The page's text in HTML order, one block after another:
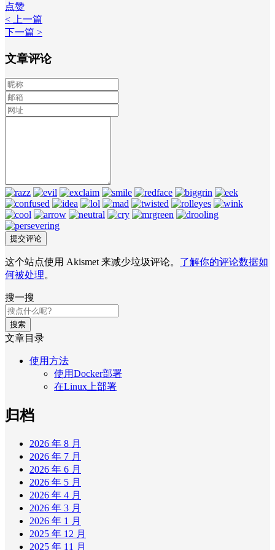
点赞
< 上一篇
下一篇 >
文章评论
这个站点使用 Akismet 来减少垃圾评论。 了解你的评论数据如
何被处理。
搜一搜
搜索
文章目录
使用方法
使用Docker部署
在Linux上部署
归档
2026 年 8 月
2026 年 7 月
2026 年 6 月
2026 年 5 月
2026 年 4 月
2026 年 3 月
2026 年 1 月
2025 年 12 月
2025 年 11 月